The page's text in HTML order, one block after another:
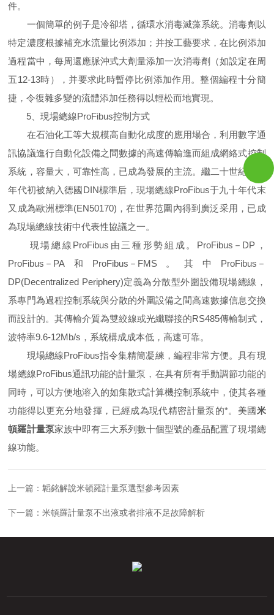
件。
一個簡單的例子是冷卻塔，循環水消毒滅藻系統。消毒劑以
特定濃度根據補充水流量比例添加；并按工藝要求，在比例添加
過程當中，每周還應脈沖式大劑量添加一次消毒劑（如設定在周
五12-13時），并要求此時暫停比例添加作用。整個編程十分簡
捷，令復雜多變的流體添加任務得以輕松而地實現。
5、現場總線ProFibus控制方式
在石油化工等大規模高自動化成度的應用場合，利用數字通
訊協議進行自動化設備之間數據的高速傳輸進而組成網絡式控制
系統，容量大，可靠性高，已成為發展的主流。繼二十世紀九十
年代初被納入德國DIN標準后，現場總線ProFibus于九十年代末
又成為歐洲標準(EN50170)，在世界范圍內得到廣泛采用，已成
為現場總線技術中代表性協議之一。
現場總線ProFibus由三種形勢組成。ProFibus－DP，
ProFibus－PA和ProFibus－FMS。其中ProFibus－
DP(Decentralized Periphery)定義為分散型外圍設備現場總線，
系專門為過程控制系統與分散的外圍設備之間高速數據信息交換
而設計的。其傳輸介質為雙絞線或光纖聯接的RS485傳輸制式，
波特率9.6-12Mb/s，系統構成成本低，高速可靠。
現場總線ProFibus指令集精簡凝練，編程非常方便。具有現
場總線ProFibus通訊功能的計量泵，在具有所有手動調節功能的
同時，可以方便地溶入的如集散式計算機控制系統中，使其各種
功能得以更充分地發揮，已經成為現代精密計量泵的*。美國米
頓羅計量泵家族中即有三大系列數十個型號的產品配置了現場總
線功能。
上一篇：韜銘解說米頓羅計量泵選型參考因素
下一篇：米頓羅計量泵不出液或者排液不足故障解析